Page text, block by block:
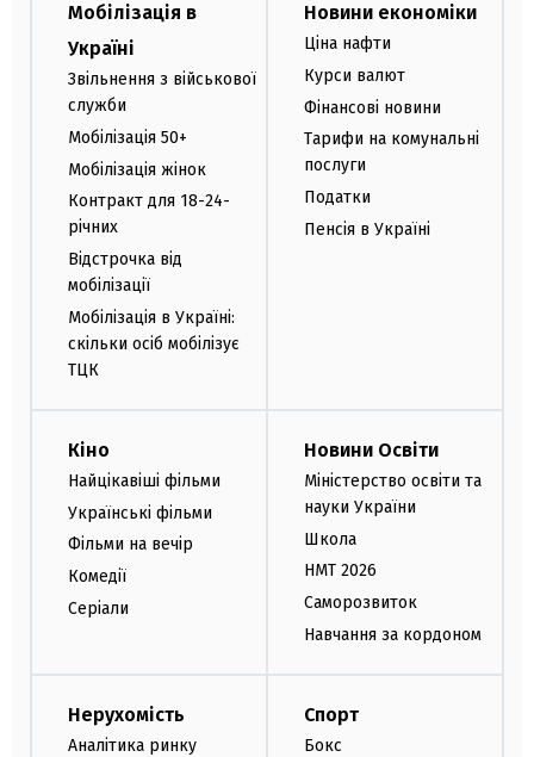
Мобілізація в
Україні
Звільнення з військової
служби
Мобілізація 50+
Мобілізація жінок
Контракт для 18-24-
річних
Відстрочка від
мобілізації
Мобілізація в Україні:
скільки осіб мобілізує
ТЦК
Новини економіки
Ціна нафти
Курси валют
Фінансові новини
Тарифи на комунальні
послуги
Податки
Пенсія в Україні
Кіно
Найцікавіші фільми
Українські фільми
Фільми на вечір
Комедії
Серіали
Новини Освіти
Міністерство освіти та
науки України
Школа
НМТ 2026
Саморозвиток
Навчання за кордоном
Нерухомість
Аналітика ринку
Спорт
Бокс